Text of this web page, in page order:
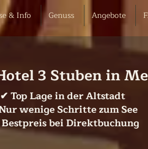
& Info Genuss Angebote
3 Stuben in
✔ Top Lage in der Altstadt
wenige Schritte zum See
bei Direktbuchung